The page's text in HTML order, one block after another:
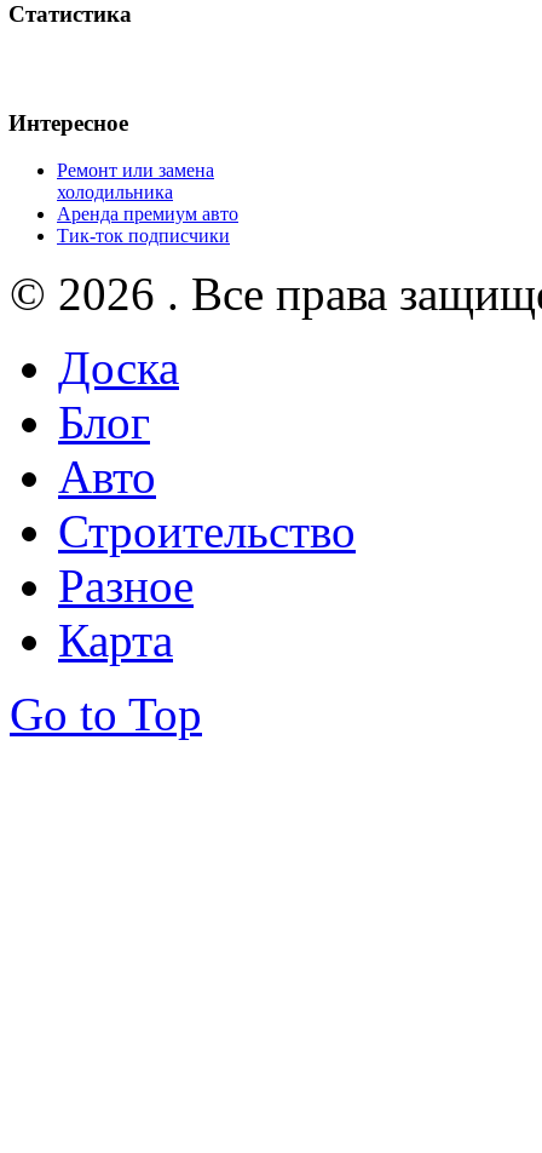
Статистика
Интересное
Ремонт или замена
холодильника
Аренда премиум авто
Тик-ток подписчики
© 2026 . Все права
Доска
Блог
Авто
Строительство
Разное
Карта
Go to Top